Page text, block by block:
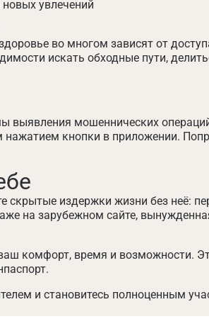
увлечений
во многом зависят от
искать обходные пути,
мошеннических
нажатием кнопки в приложении.
издержки жизни без неё:
на зарубежном сайте,
комфорт, время и возможности.
и становитесь полноценным